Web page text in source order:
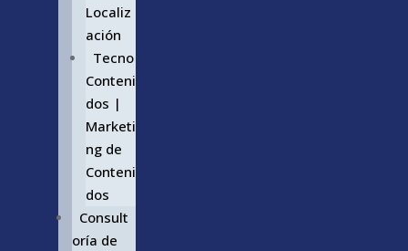
Localiz
ación
Tecno
Conteni
dos |
Marketi
ng de
Conteni
dos
Consult
oría de